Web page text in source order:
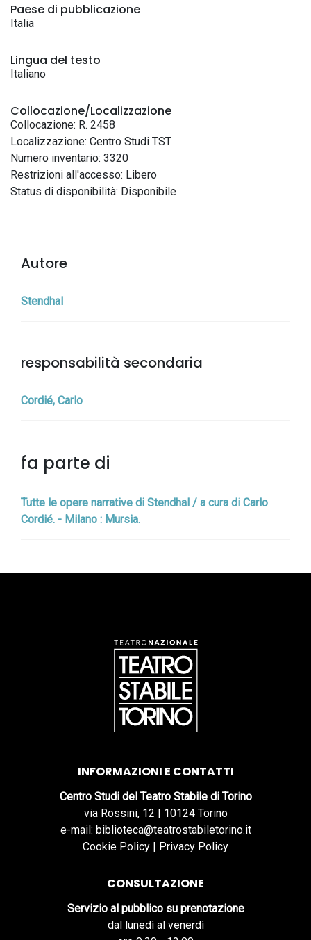
Paese di pubblicazione
Italia
Lingua del testo
Italiano
Collocazione/Localizzazione
Collocazione: R. 2458
Localizzazione: Centro Studi TST
Numero inventario: 3320
Restrizioni all'accesso: Libero
Status di disponibilità: Disponibile
Autore
Stendhal
responsabilità secondaria
Cordié, Carlo
fa parte di
Tutte le opere narrative di Stendhal / a cura di Carlo
Cordié. - Milano : Mursia.
INFORMAZIONI E CONTATTI
Centro Studi del Teatro Stabile di Torino
via Rossini, 12 | 10124 Torino
e-mail: biblioteca@teatrostabiletorino.it
Cookie Policy | Privacy Policy
CONSULTAZIONE
Servizio al pubblico su prenotazione
dal lunedì al venerdì